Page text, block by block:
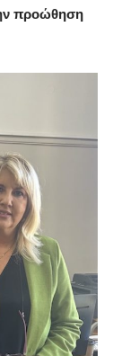
προώθηση